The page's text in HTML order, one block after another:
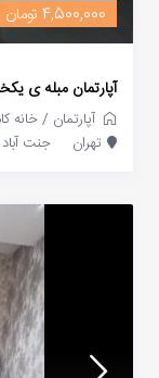
4,500,000 تومان
آپارتمان مبله ی
آپارتمان /خانه
تهران
جنت آباد